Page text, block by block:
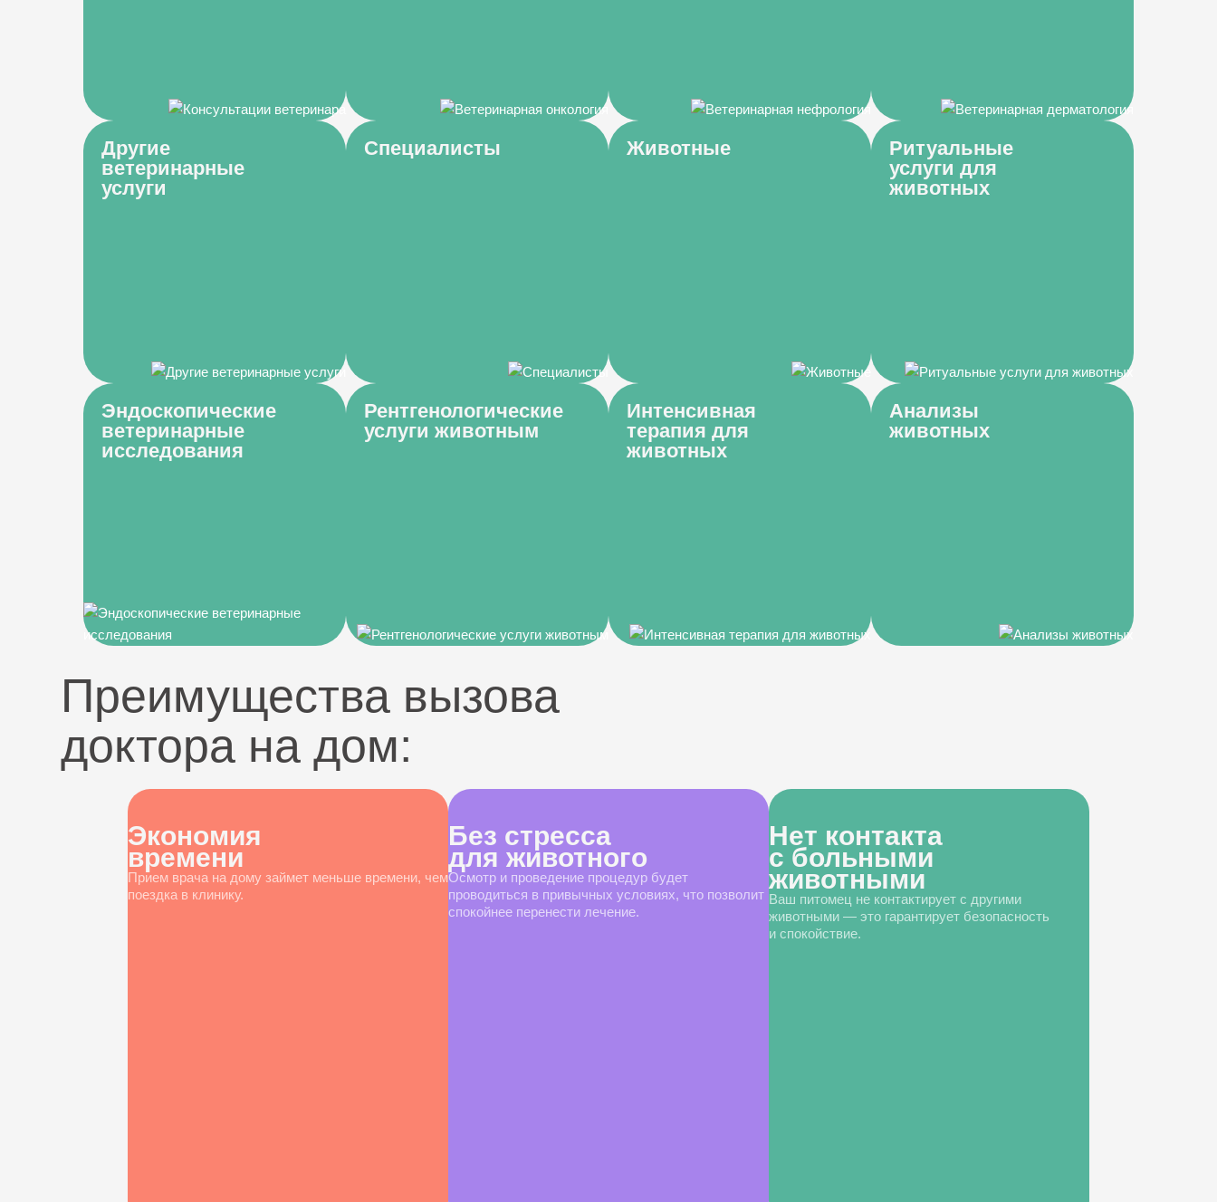
Другие
ветеринарные
услуги
Специалисты Животные
Ритуальные
услуги для
животных
Эндоскопические
ветеринарные
исследования
Рентгенологические
услуги животным
Интенсивная
терапия для
животных
Анализы
животных
Преимущества вызова
доктора на дом:
Экономия
времени
Прием врача на дому займет меньше времени, чем
поездка в клинику.
Без стресса
для животного
Осмотр и проведение процедур будет
проводиться в привычных условиях, что позволит
спокойнее перенести лечение.
Нет контакта
с больными
животными
Ваш питомец не контактирует с другими
животными — это гарантирует безопасность
и спокойствие.